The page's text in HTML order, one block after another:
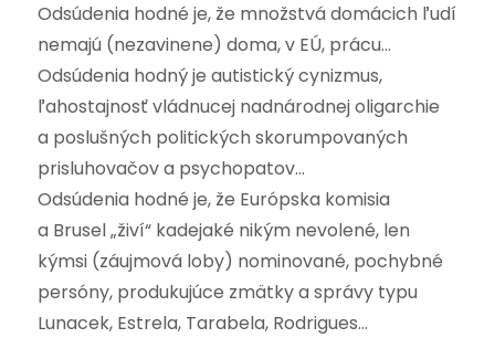
Odsúdenia hodné je, že množstvá domácich ľudí
nemajú (nezavinene) doma, v EÚ, prácu…
Odsúdenia hodný je autistický cynizmus,
ľahostajnosť vládnucej nadnárodnej oligarchie
a poslušných politických skorumpovaných
prisluhovačov a psychopatov…
Odsúdenia hodné je, že Európska komisia
a Brusel „živí“ kadejaké nikým nevolené, len
kýmsi (záujmová loby) nominované, pochybné
persóny, produkujúce zmätky a správy typu
Lunacek, Estrela, Tarabela, Rodrigues…